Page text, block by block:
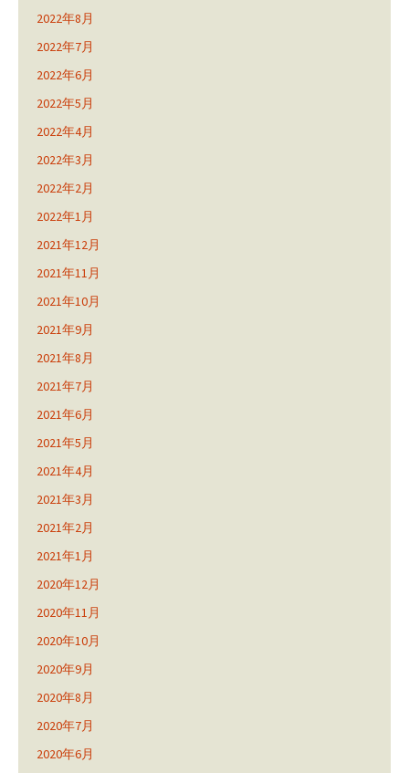
2022年8月
2022年7月
2022年6月
2022年5月
2022年4月
2022年3月
2022年2月
2022年1月
2021年12月
2021年11月
2021年10月
2021年9月
2021年8月
2021年7月
2021年6月
2021年5月
2021年4月
2021年3月
2021年2月
2021年1月
2020年12月
2020年11月
2020年10月
2020年9月
2020年8月
2020年7月
2020年6月